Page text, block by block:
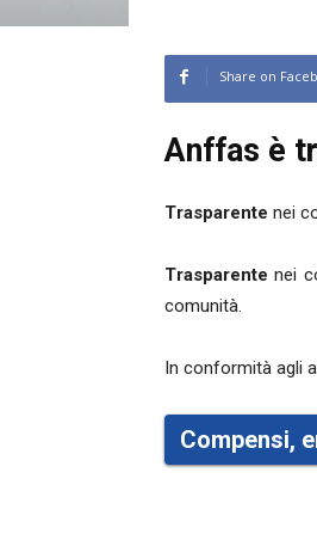
Share on
Anffas è
Trasparente nei
Trasparente nei
comunità.
In conformità agli
Compensi,